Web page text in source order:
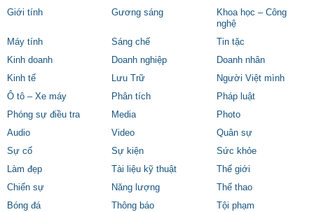
Giới tính
Gương sáng
Khoa học – Công
nghệ
Máy tính
Sáng chế
Tin tặc
Kinh doanh
Doanh nghiệp
Doanh nhân
Kinh tế
Lưu Trữ
Người Việt mình
Ô tô – Xe máy
Phân tích
Pháp luật
Phóng sự điều tra
Media
Photo
Audio
Video
Quân sự
Sự cố
Sự kiện
Sức khỏe
Làm đẹp
Tài liệu kỹ thuật
Thế giới
Chiến sự
Năng lượng
Thể thao
Bóng đá
Thông báo
Tội phạm